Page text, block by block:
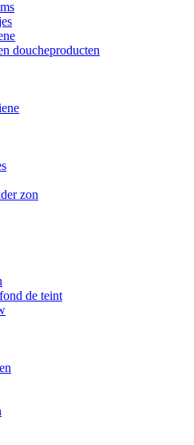
doucheproducten
zon
de teint